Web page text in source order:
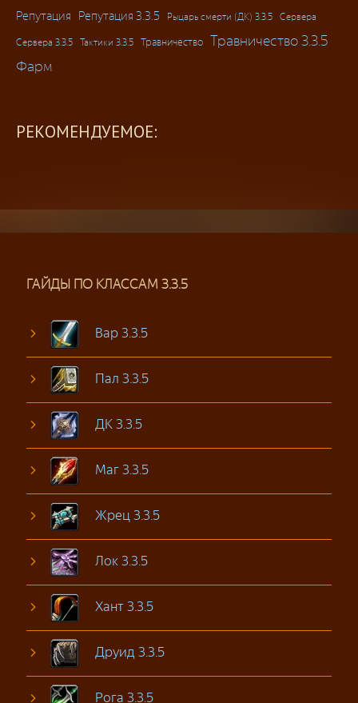
Репутация Репутация 3.3.5 Рыцарь смерти (ДК) 3.3.5 Сервера
Сервера 3.3.5 Тактики 3.3.5 Травничество Травничество 3.3.5
Фарм
РЕКОМЕНДУЕМОЕ:
ГАЙДЫ ПО КЛАССАМ 3.3.5
Вар 3.3.5
Пал 3.3.5
ДК 3.3.5
Маг 3.3.5
Жрец 3.3.5
Лок 3.3.5
Хант 3.3.5
Друид 3.3.5
Рога 3.3.5